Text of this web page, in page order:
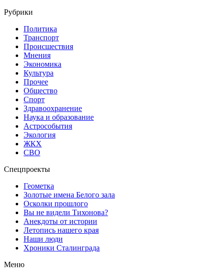
Рубрики
Политика
Транспорт
Происшествия
Мнения
Экономика
Культура
Прочее
Общество
Спорт
Здравоохранение
Наука и образование
Астрособытия
Экология
ЖКХ
СВО
Спецпроекты
Геометка
Золотые имена Белого зала
Осколки прошлого
Вы не видели Тихонова?
Анекдоты от истории
Летопись нашего края
Наши люди
Хроники Сталинграда
Меню